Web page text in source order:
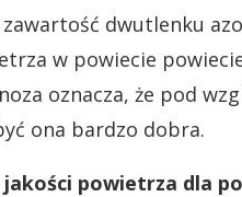
dwutlenku
w powiecie
oznacza, że pod
ona bardzo dobra.
jakości powietrza dla